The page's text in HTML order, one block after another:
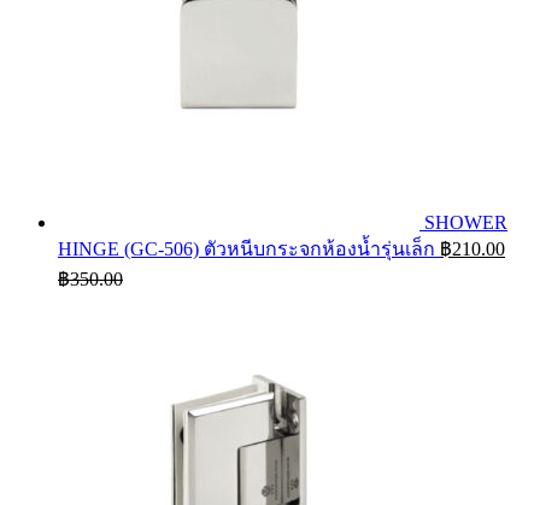
SHOWER
HINGE (GC-506) ตัวหนีบกระจกห้องน้ำรุ่นเล็ก ฿210.00
฿350.00